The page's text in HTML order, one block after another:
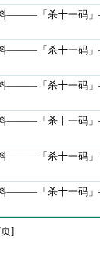
———「杀十一码
———「杀十一码
———「杀十一码
———「杀十一码
———「杀十一码
———「杀十一码
]